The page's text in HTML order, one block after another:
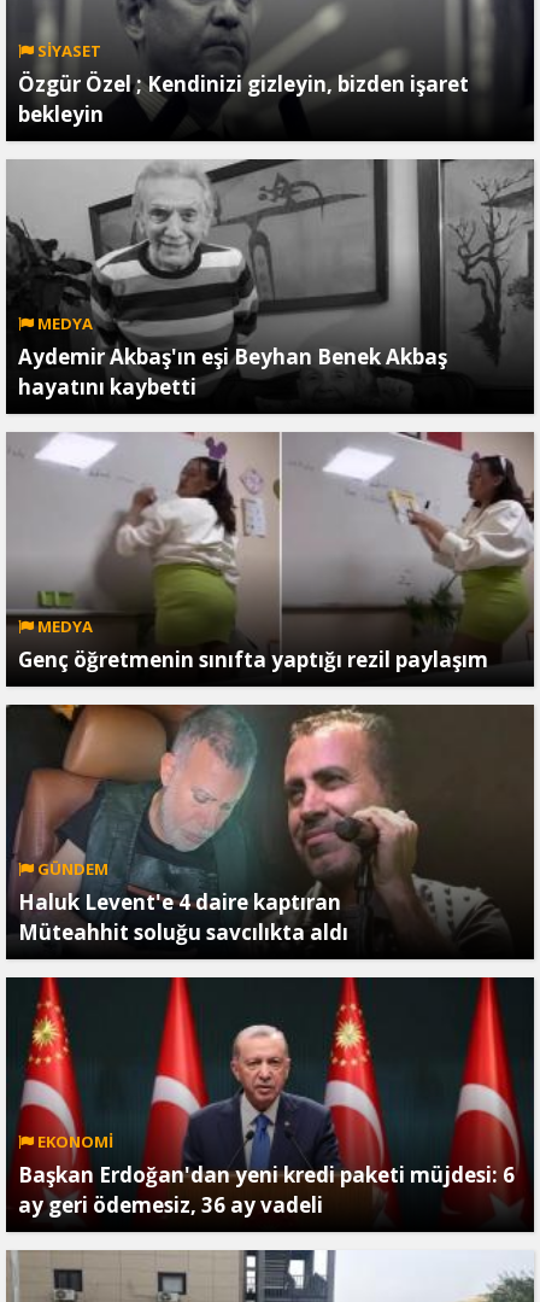
SİYASET
Özgür Özel ; Kendinizi gizleyin, bizden işaret
bekleyin
MEDYA
Aydemir Akbaş'ın eşi Beyhan Benek Akbaş
hayatını kaybetti
MEDYA
Genç öğretmenin sınıfta yaptığı rezil paylaşım
GÜNDEM
Haluk Levent'e 4 daire kaptıran
Müteahhit soluğu savcılıkta aldı
EKONOMİ
Başkan Erdoğan'dan yeni kredi paketi müjdesi: 6
ay geri ödemesiz, 36 ay vadeli